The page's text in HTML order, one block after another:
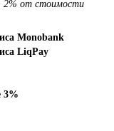
2% от стоимости
Monobank
LiqPay
3%